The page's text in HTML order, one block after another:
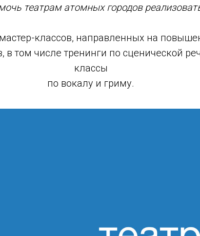
театрам атомных городов
классов, направленных на
в том числе тренинги по сценической
классы
по вокалу и гриму.